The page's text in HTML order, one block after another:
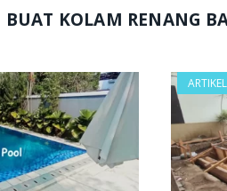
KOLAM RENANG
ARTIKEL